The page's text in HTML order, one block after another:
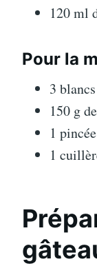
120 ml
Pour la
3
150 g
1
1